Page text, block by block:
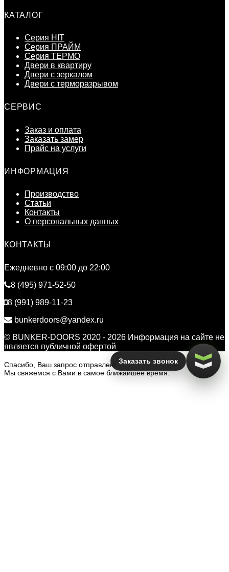
Заказать звонок
КАТАЛОГ
Серия HIT
Серия ПРАЙМ
Серия ТЕРМО
Двери в квартиру
Двери с зеркалом
Двери с терморазрывом
СЕРВИС
Заказ и оплата
Заказать замер
Прайс на услуги
ИНФОРМАЦИЯ
Производство
Статьи
Контакты
О персональных данных
КОНТАКТЫ
Ежедневно c 09:00 до 22:00
8 (495) 971-52-50
8 (991) 989-11-23
bunkerdoors@yandex.ru
© BUNKER-DOORS 2020 - 2026 Информация на сайте не
является публичной офертой
Спасибо, Ваш запрос отправлен!
Мы свяжемся с Вами в самое ближайшее время.